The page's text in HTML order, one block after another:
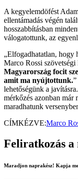
A kegyelemdöfést
ellentámadás végén
hosszabbításban
válogatottunk, az
„Elfogadhatatlan, hogy
Marco Rossi
Magyarország focit
amit ma nyújtottunk.
lehetőségünk a
mérkőzés azonban már
maradhatunk
CÍMKÉZVE:Marco
Feliratkozás
Maradjon naprakész! Kapja